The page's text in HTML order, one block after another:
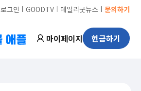
로그인 ㅣ GOODTVㅣ 데일리굿뉴스 ㅣ 문의하기
마이페이지 헌금하기